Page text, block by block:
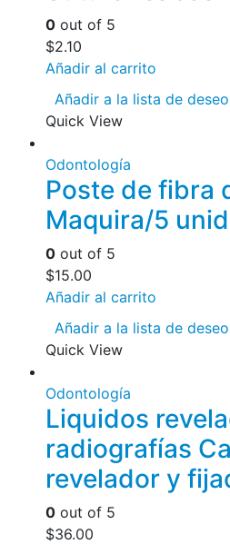
0 out of 5
$2.10
Añadir al carrito
Añadir a la lista de
Quick View
Odontología
Poste de fibra
Maquira/5
0 out of 5
$15.00
Añadir al carrito
Añadir a la lista de
Quick View
Odontología
Liquidos
radiografías
revelador y
0 out of 5
$36.00